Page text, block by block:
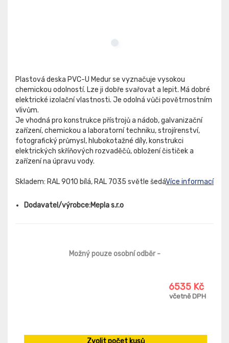
Plastová deska PVC-U Medur se vyznačuje vysokou
chemickou odolností. Lze ji dobře svařovat a lepit. Má dobré
elektrické izolační vlastnosti. Je odolná vůči povětrnostním
vlivům.
Je vhodná pro konstrukce přístrojů a nádob, galvanizační
zařízení, chemickou a laboratorní techniku, strojírenství,
fotografický průmysl, hlubokotažné díly, konstrukci
elektrických skříňových rozvaděčů, obložení čističek a
zařízení na úpravu vody.
Skladem: RAL 9010 bílá, RAL 7035 světle šedáVíce informací
Dodavatel/výrobce:Mepla s.r.o
Možný pouze osobní odběr-
6535 Kč
včetně DPH